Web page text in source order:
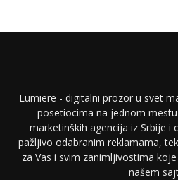
Lumiere - digitalni prozor u svet
posetiocima na jednom
marketinških agencija iz Srbije i
pažljivo odabranim reklamama,
za Vas i svim zanimljivostima
našem